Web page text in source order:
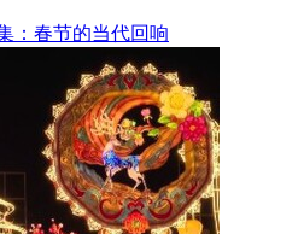
：春节的当代回响